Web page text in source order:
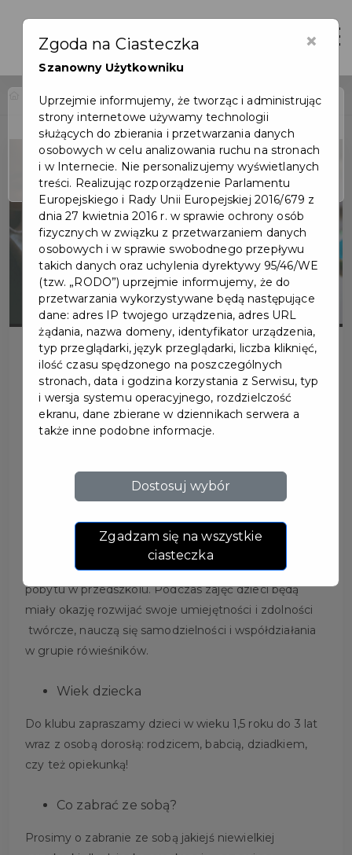
Home Wydarzenia Spotkanie Klubu Malucha
Wydarzenie już się
zakończyło
SPOTKANIE KLUBU
Czym jest Klub Malucha?
Klub malucha to miejsce, w którym dzieci będą miały
okazję do przebywania z rówieśnikami oraz wspaniałej
zabawy. Tu również będą mogły przygotować się do
pobytu w przedszkolu. Podczas zajęć dzieci będą
miały okazję rozwijać swoje umiejętności i zdolności
twórcze, nauczą się samodzielności i współdziałania
w grupie rówieśników.
Wiek dziecka
Do klubu zapraszamy dzieci w wieku 1,5 roku do 3 lat
wraz z osobą dorosłą: rodzicem, babcią, dziadkiem,
czy też opiekunką!
Co zabrać ze sobą?
Prosimy o zabranie ze sobą jakiejś niewielkiej
×
Zgoda na Ciasteczka
Szanowny Użytkowniku
Uprzejmie informujemy, że tworząc i administrując
strony internetowe używamy technologii
służących do zbierania i przetwarzania danych
osobowych w celu analizowania ruchu na stronach
i w Internecie. Nie personalizujemy wyświetlanych
treści. Realizując rozporządzenie Parlamentu
Europejskiego i Rady Unii Europejskiej 2016/679 z
dnia 27 kwietnia 2016 r. w sprawie ochrony osób
fizycznych w związku z przetwarzaniem danych
osobowych i w sprawie swobodnego przepływu
takich danych oraz uchylenia dyrektywy 95/46/WE
(tzw. „RODO”) uprzejmie informujemy, że do
przetwarzania wykorzystywane będą następujące
dane: adres IP twojego urządzenia, adres URL
żądania, nazwa domeny, identyfikator urządzenia,
typ przeglądarki, język przeglądarki, liczba kliknięć,
ilość czasu spędzonego na poszczególnych
stronach, data i godzina korzystania z Serwisu, typ
i wersja systemu operacyjnego, rozdzielczość
ekranu, dane zbierane w dziennikach serwera a
także inne podobne informacje.
Dostosuj wybór
Zgadzam się na wszystkie
ciasteczka